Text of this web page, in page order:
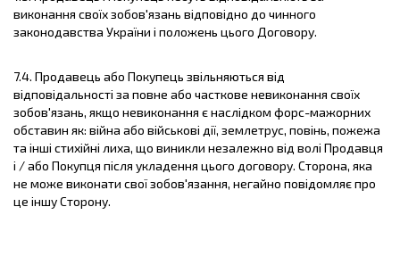
виконання своїх зобов'язань відповідно до чинного
законодавства України і положень цього Договору.
7.4. Продавець або Покупець звільняються від
відповідальності за повне або часткове невиконання своїх
зобов'язань, якщо невиконання є наслідком форс-мажорних
обставин як: війна або військові дії, землетрус, повінь, пожежа
та інші стихійні лиха, що виникли незалежно від волі Продавця
і / або Покупця після укладення цього договору. Сторона, яка
не може виконати свої зобов'язання, негайно повідомляє про
це іншу Сторону.